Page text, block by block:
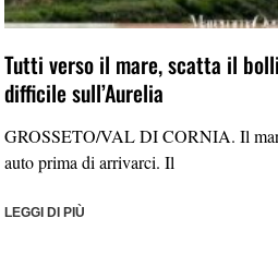
Tutti verso il mare, scatta il
difficile sull’Aurelia
GROSSETO/VAL DI CORNIA. Il
auto prima di arrivarci. Il
LEGGI DI PIÙ